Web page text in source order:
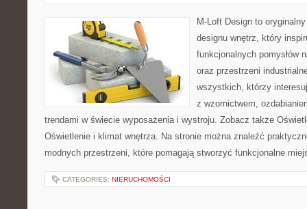
M-Loft Design to
designu wnętrz, który
funkcjonalnych pomysłów
oraz przestrzeni
wszystkich, którzy
z wzornictwem,
trendami w świecie wyposażenia i wystroju. Zobacz także
Oświetlenie i klimat wnętrza. Na stronie można znaleźć
modnych przestrzeni, które pomagają stworzyć funkcjonalne
CATEGORIES: NIERUCHOMOŚCI